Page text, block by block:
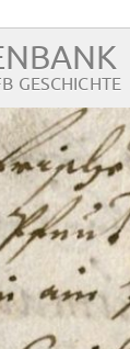
GESCHICHTE